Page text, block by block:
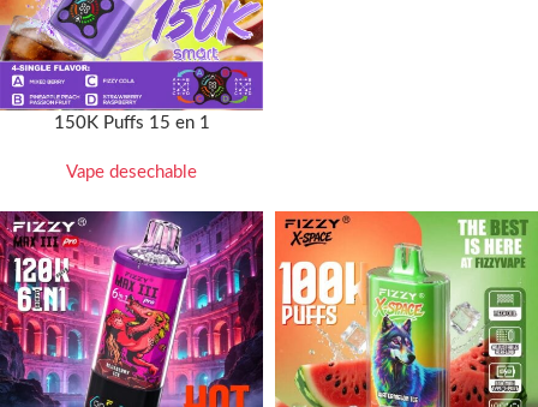
150K Puffs 15 en 1
Vape desechable